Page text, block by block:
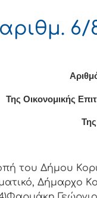
6/
Της Οικονομικής
τoυ Δήμoυ
Δήμαρχo